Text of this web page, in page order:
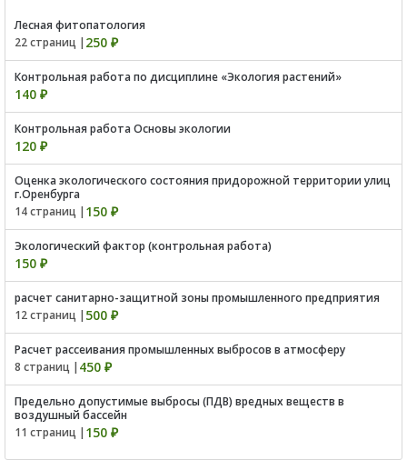
Лесная фитопатология
22 страниц | 250 ₽
Контрольная работа по дисциплине «Экология растений»
140 ₽
Контрольная работа Основы экологии
120 ₽
Оценка экологического состояния придорожной территории улиц
г.Оренбурга
14 страниц | 150 ₽
Экологический фактор (контрольная работа)
150 ₽
расчет санитарно-защитной зоны промышленного предприятия
12 страниц | 500 ₽
Расчет рассеивания промышленных выбросов в атмосферу
8 страниц | 450 ₽
Предельно допустимые выбросы (ПДВ) вредных веществ в
воздушный бассейн
11 страниц | 150 ₽